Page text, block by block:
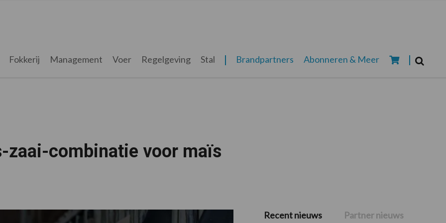
Fokkerij Management Voer Regelgeving Stal Brandpartners Abonneren & Meer
zaai-combinatie voor maïs
Primaire
Recent nieuws Partner nieuws